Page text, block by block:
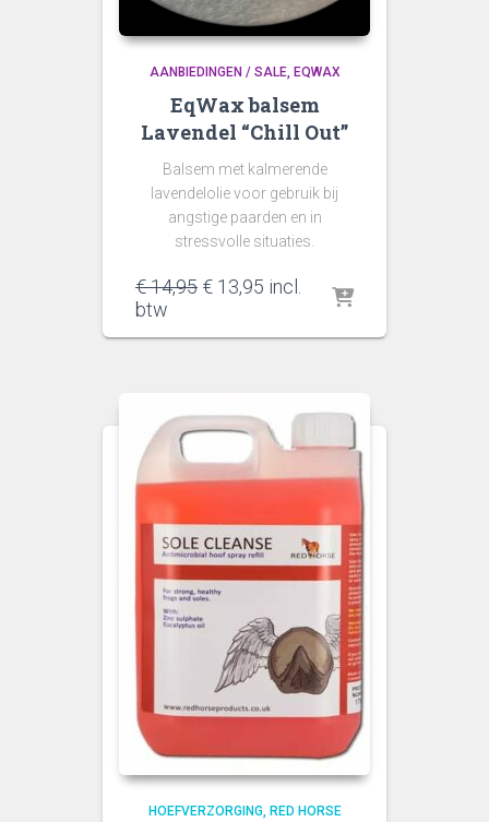
AANBIEDINGEN / SALE EQWAX
EqWax balsem
Lavendel “Chill Out”
Balsem met kalmerende
lavendelolie voor gebruik bij
angstige paarden en in
stressvolle situaties.
€14,95 Oorspronkelijke
€ 13,95 Huidige
incl.
btw
HOEFVERZORGING RED HORSE